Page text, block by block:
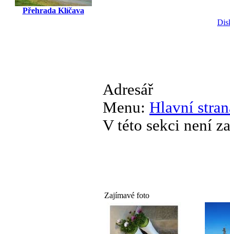
Přehrada Klíčava
Adresář
Menu: Hlavní
V této sekci není
Zajímavé foto